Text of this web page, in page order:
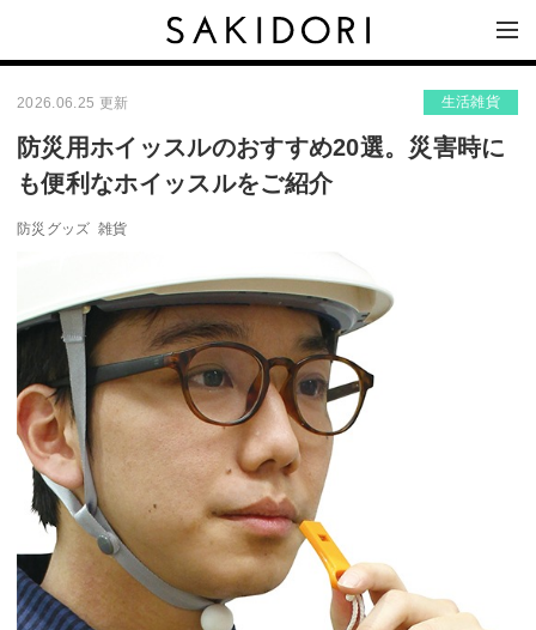
2026.06.25 更新 生活雑貨
防災用ホイッスルのおすすめ20選。災害時に
も便利なホイッスルをご紹介
防災グッズ 雑貨